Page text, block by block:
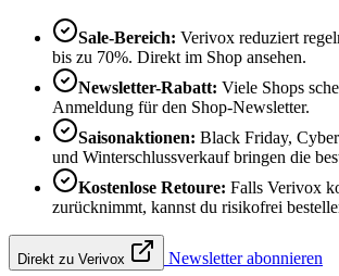
Sale-Bereich: Verivox reduziert
bis zu 70%. Direkt im Shop ansehen.
Newsletter-Rabatt: Viele Shops
Anmeldung für den Shop-Newsletter.
Saisonaktionen: Black Friday,
und Winterschlussverkauf bringen die
Kostenlose Retoure: Falls Verivox
zurücknimmt, kannst du risikofrei
Direkt zu Verivox Newsletter abonnieren